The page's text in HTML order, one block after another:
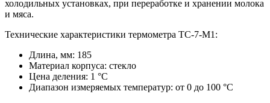
холодильных установках, при переработке и хранении молока
и мяса.
Технические характеристики термометра ТС-7-М1:
Длина, мм: 185
Материал корпуса: стекло
Цена деления: 1 °C
Диапазон измеряемых температур: от 0 до 100 °C